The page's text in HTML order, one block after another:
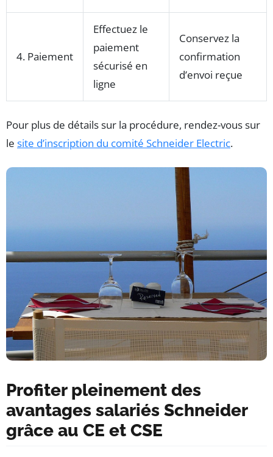
4. Paiement
Effectuez le
paiement
sécurisé en
ligne
Conservez la
confirmation
d’envoi reçue
Pour plus de détails sur la procédure, rendez-vous sur
le site d’inscription du comité Schneider Electric.
Profiter pleinement des
avantages salariés Schneider
grâce au CE et CSE